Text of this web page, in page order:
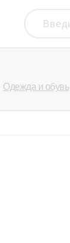
Одежда и обувь